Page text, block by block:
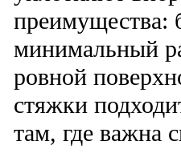
преимущества:
минимальный
ровной
стяжки
там, где важна